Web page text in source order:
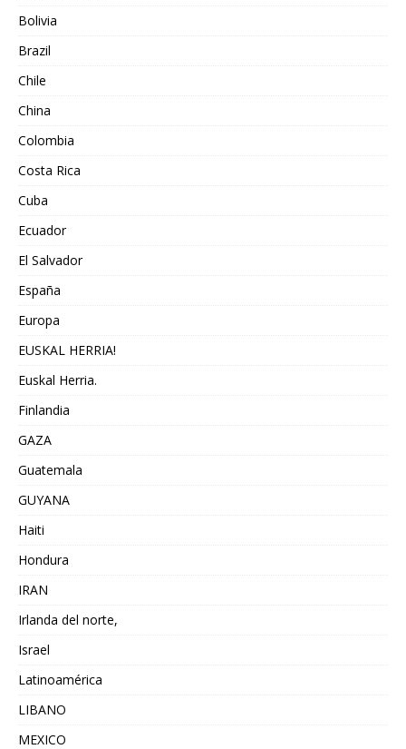
Bolivia
Brazil
Chile
China
Colombia
Costa Rica
Cuba
Ecuador
El Salvador
España
Europa
EUSKAL HERRIA!
Euskal Herria.
Finlandia
GAZA
Guatemala
GUYANA
Haiti
Hondura
IRAN
Irlanda del norte,
Israel
Latinoamérica
LIBANO
MEXICO